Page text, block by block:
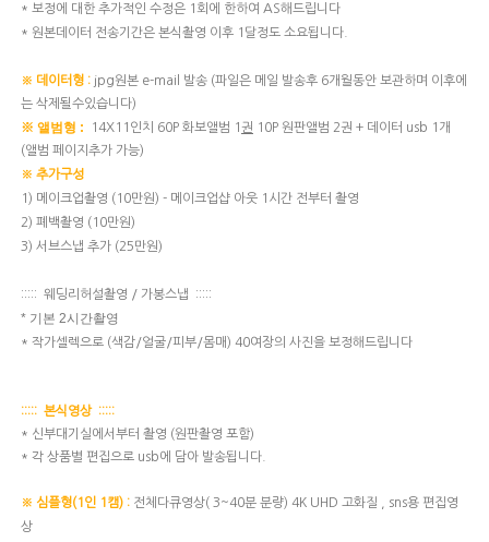
* 보정에 대한 추가적인 수정은 1회에 한하여 AS해드립니다
* 원본데이터 전송기간은 본식촬영 이후 1달정도 소요됩니다.
※ 데이터형 : jpg원본 e-mail 발송 ​ (파일은 메일 발송후 6개월동안 보관하며 이후에
는 삭제될수있습니다)
※ 앨범형 : 14X11인치 60P 화보앨범 1 권 10P 원판앨범 2권 + 데이터 usb 1개
(앨범 페이지추가 가능)
※ 추가구성
1) 메이크업촬영 (10만원) - ​메이크업샵 아웃 1시간 전부터 촬영
2) 폐백촬영 (10만원)​
3) 서브스냅 추가 (25만원)
::::: 웨딩리허설촬영 / 가봉스냅 :::::
* 기본 2시간촬영
* 작가셀렉으로 (색감/얼굴/피부/몸매) ​ 40여장의 사진을 ​보정해드립니다
::::: 본식영상 :::::
* 신부대기실에서부터 촬영 (원판촬영 포함)
* 각 상품별 편집으로 usb에 담아 발송됩니다.
※ 심플형(1인 1캠) : 전체다큐영상( 3~40분 분량) 4K UHD 고화질 , sns용 편집영
상